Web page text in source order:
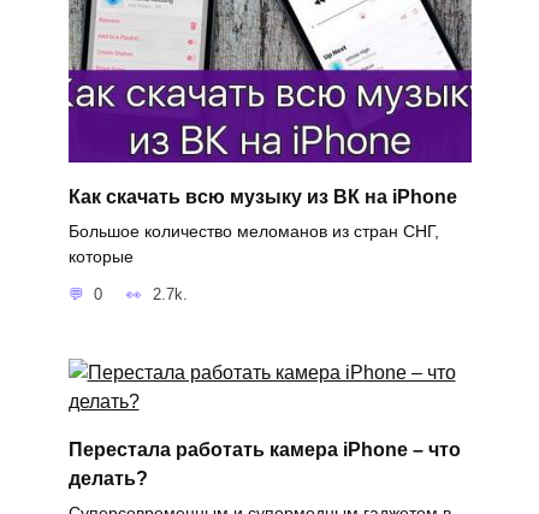
Как скачать всю музыку из ВК на iPhone
Большое количество меломанов из стран СНГ,
которые
0 2.7k.
Перестала работать камера iPhone – что
делать?